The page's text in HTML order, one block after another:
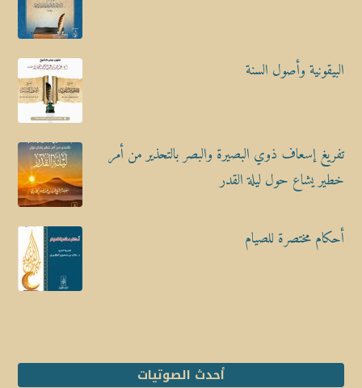
البيقونية وأصول السنة
تفريغ إسعاف ذوي البصيرة والبصر بالتحذير من أمر
خطير يشاع حول ليلة القدر
أحكام مختصرة للصيام
أحدث الصوتيات